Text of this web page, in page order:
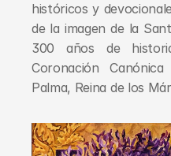
históricos y
de la imagen de la
300 años de
Coronación
Palma, Reina de los